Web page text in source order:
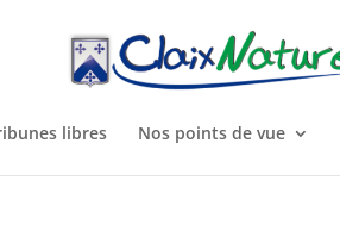
libres Nos points de vue